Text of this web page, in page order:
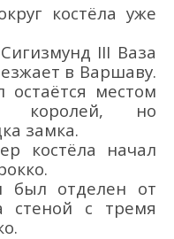
костёла уже
III Ваза
в Варшаву.
остаётся местом
королей, но
замка.
костёла начал
был отделен от
стеной с тремя